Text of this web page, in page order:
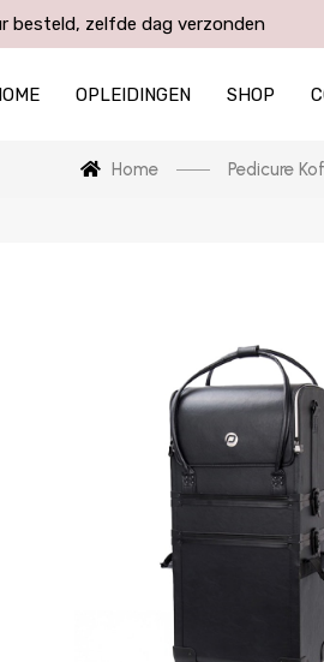
besteld, zelfde dag verzonden
OPLEIDINGEN SHOP
Home Pedicure